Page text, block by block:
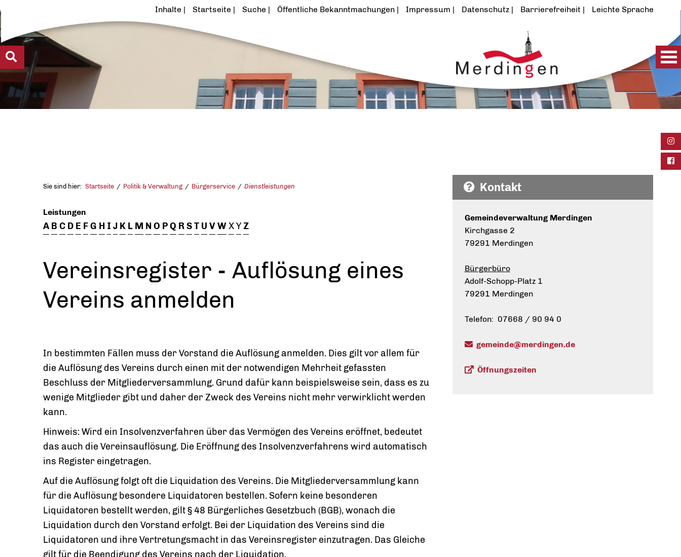
Inhalte Startseite Suche Öffentliche Bekanntmachungen Impressum Datenschutz Barrierefreiheit Leichte Sprache
Sie sind hier: Startseite Politik & Verwaltung Bürgerservice Dienstleistungen
Leistungen
A B C D E FG H I J K L M NO PQ RST U VWXYZ
Vereinsregister - Auflösung eines
Vereins anmelden
In bestimmten Fällen muss der Vorstand die Auflösung anmelden. Dies gilt vor allem für
die Auflösung des Vereins durch einen mit der notwendigen Mehrheit gefassten
Beschluss der Mitgliederversammlung. Grund dafür kann beispielsweise sein, dass es zu
wenige Mitglieder gibt und daher der Zweck des Vereins nicht mehr verwirklicht werden
kann.
Hinweis: Wird ein Insolvenzverfahren über das Vermögen des Vereins eröffnet, bedeutet
das auch die Vereinsauflösung. Die Eröffnung des Insolvenzverfahrens wird automatisch
ins Register eingetragen.
Auf die Auflösung folgt oft die Liquidation des Vereins. Die Mitgliederversammlung kann
für die Auflösung besondere Liquidatoren bestellen. Sofern keine besonderen
Liquidatoren bestellt werden, gilt § 48 Bürgerliches Gesetzbuch (BGB), wonach die
Liquidation durch den Vorstand erfolgt. Bei der Liquidation des Vereins sind die
Liquidatoren und ihre Vertretungsmacht in das Vereinsregister einzutragen. Das Gleiche
gilt für die Beendigung des Vereins nach der Liquidation.
Kontakt
Gemeindeverwaltung Merdingen
Kirchgasse 2
79291 Merdingen
Bürgerbüro
Adolf-Schopp-Platz 1
79291 Merdingen
Telefon: 07668 / 90 94 0
gemeinde@merdingen.de
Öffnungszeiten